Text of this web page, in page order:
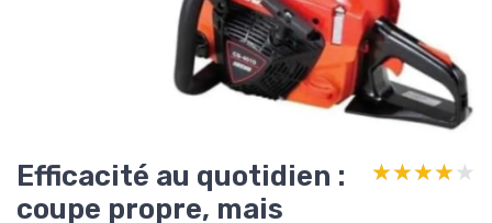
Efficacité au quotidien :
coupe propre, mais
★★★★★
★★★★★